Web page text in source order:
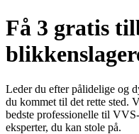
Få 3 gratis
Leder du efter pålidelige og
du kommet til det rette sted.
bedste professionelle til
eksperter, du kan stole på.